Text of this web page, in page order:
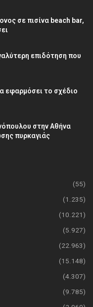
σε πισίνα beach bar,
επιδότηση που
εφαρμόσει το σχέδιο
στην Αθήνα
πυρκαγιάς
(55)
(1.235)
(10.221)
(5.927)
(22.963)
(15.148)
(4.307)
(9.785)